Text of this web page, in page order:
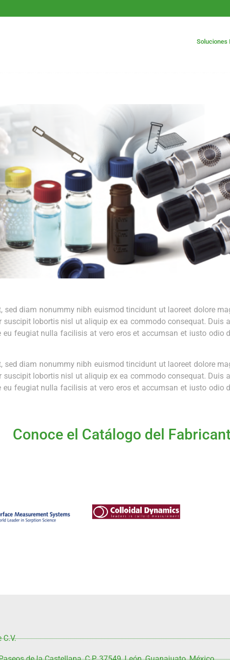
Soluciones
sed diam nonummy nibh euismod tincidunt ut laoreet dolore
lobortis nisl ut aliquip ex ea commodo consequat. Duis
feugiat nulla facilisis at vero eros et accumsan et iusto odio
diam nonummy nibh euismod tincidunt ut laoreet dolore
lobortis nisl ut aliquip ex ea commodo consequat. Duis
feugiat nulla facilisis at vero eros et accumsan et iusto odio
Conoce el Catálogo del
información
Mas información